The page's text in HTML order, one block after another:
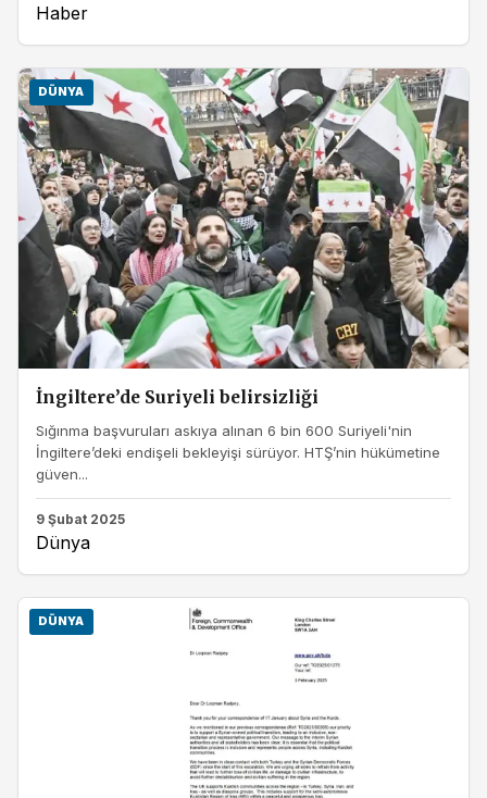
Haber
DÜNYA
İngiltere’de Suriyeli belirsizliği
Sığınma başvuruları askıya alınan 6 bin 600 Suriyeli'nin
İngiltere’deki endişeli bekleyişi sürüyor. HTŞ’nin hükümetine
güven...
9 Şubat 2025
Dünya
DÜNYA